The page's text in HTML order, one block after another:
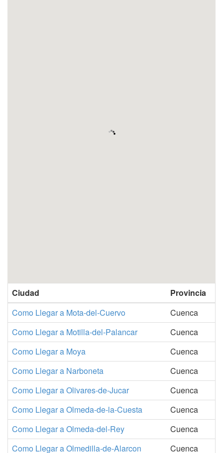
Ciudad
Provincia
Como Llegar a Mota-del-Cuervo
Cuenca
Como Llegar a Motilla-del-Palancar
Cuenca
Como Llegar a Moya
Cuenca
Como Llegar a Narboneta
Cuenca
Como Llegar a Olivares-de-Jucar
Cuenca
Como Llegar a Olmeda-de-la-Cuesta
Cuenca
Como Llegar a Olmeda-del-Rey
Cuenca
Como Llegar a Olmedilla-de-Alarcon
Cuenca